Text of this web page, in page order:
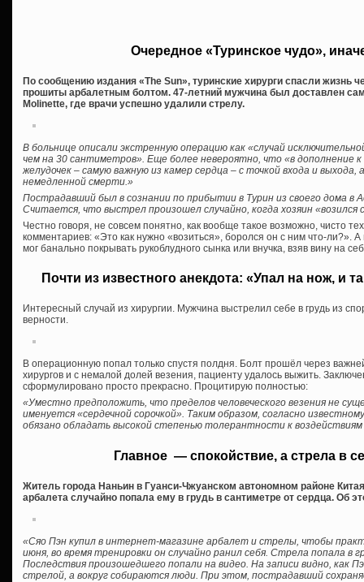
Очередное «Туринское чудо»,
По сообщению издания «The Sun», туринские хирурги спасли жизнь
прошиты арбалетным болтом. 47-летний мужчина был доставлен
Molinette, где врачи успешно удалили стрелу.
В больнице описали экстренную операцию как «случай
чем на 30 сантиметров». Еще более невероятно, что «в дополнение
желудочек – самую важную из камер сердца – с точкой входа и
немедленной смерти.»
Пострадавший был в сознании по прибытии в Турин из своего дома в
Считается, что выстрел произошел случайно, когда хозяин «возился
Честно говоря, не совсем понятно, как вообще такое возможно, чисто
комментариев: «Это как нужно «возиться», боролся он с ним что-ли?».
мог банально покрывать рукоблудного сынка или внучка, взяв вину на
Почти из известного анекдота: «Упал на нож, и
Интересный случай из хирургии. Мужчина выстрелил себе в грудь из
верности.
В операционную попал только спустя полдня. Болт прошёл через
хирургов и с немалой долей везения, пациенту удалось выжить.
сформулировано просто прекрасно. Процитирую полностью:
«Уместно предположить, что пределов человеческого везения не
именуется «сердечной сорочкой». Таким образом, согласно
обязано обладать высокой степенью толерантности к
Главное — спокойствие, а стрела в
Житель города Наньин в Гуанси-Чжуанском автономном районе
арбалета случайно попала ему в грудь в сантиметре от сердца. Об
«Сяо Пэн купил в интернет-магазине арбалет и стрелы, чтобы
июня, во время тренировки он случайно ранил себя. Стрела попала в
Последствия произошедшего попали на видео. На записи видно, как
стрелой, а вокруг собираются люди. При этом, пострадавший